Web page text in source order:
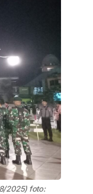
2025) foto: